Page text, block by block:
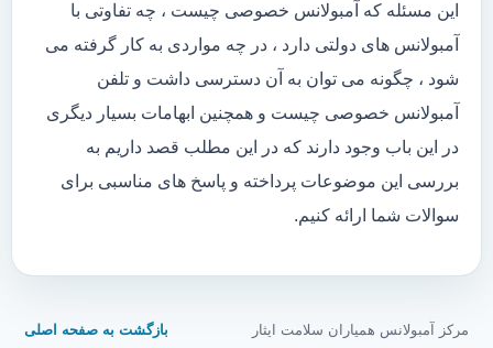
این مسئله که آمبولانس خصوصی چیست ، چه تفاوتی با
آمبولانس های دولتی دارد ، در چه مواردی به کار گرفته می
شود ، چگونه می توان به آن دسترسی داشت و تلفن
آمبولانس خصوصی چیست و همچنین ابهامات بسیار دیگری
در این باب وجود دارند که در این مطلب قصد داریم به
بررسی این موضوعات پرداخته و پاسخ های مناسبی برای
سوالات شما ارائه کنیم.
مرکز آمبولانس همیاران سلامت ایثار بازگشت به صفحه اصلی